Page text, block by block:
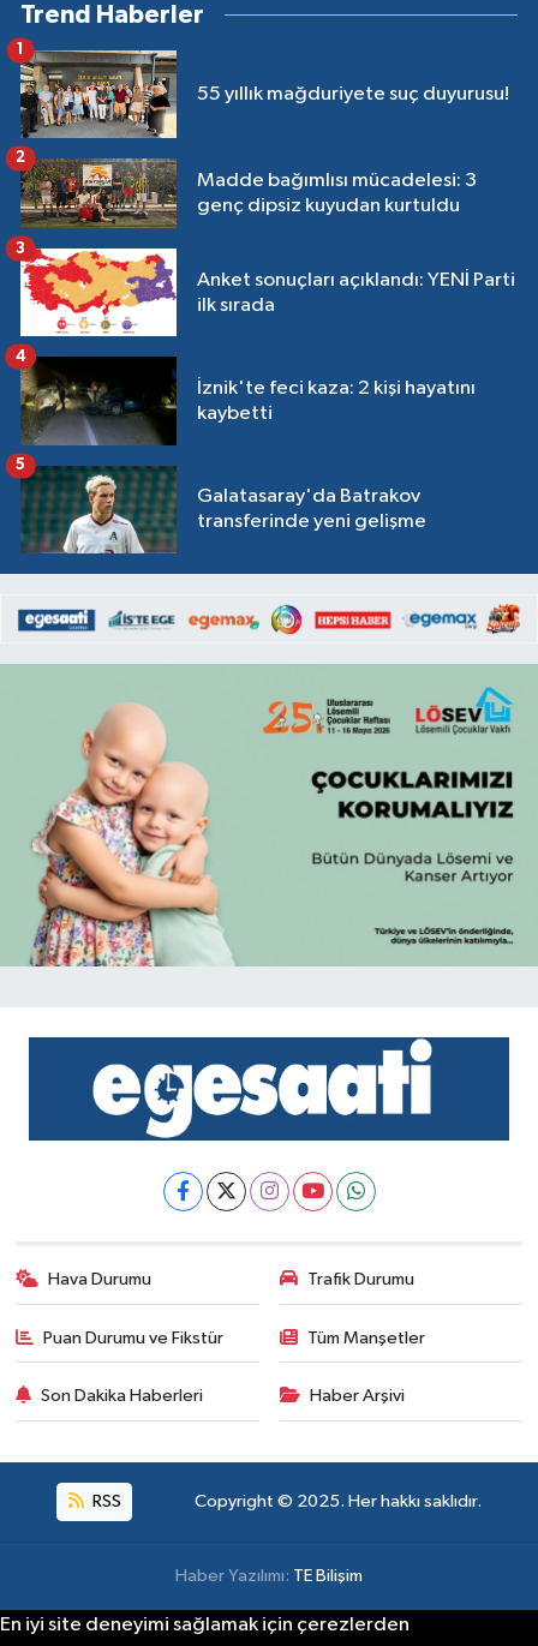
Trend Haberler
55 yıllık mağduriyete suç duyurusu!
1
Madde bağımlısı mücadelesi: 3
genç dipsiz kuyudan kurtuldu
2
Anket sonuçları açıklandı: YENİ Parti
ilk sırada
3
İznik'te feci kaza: 2 kişi hayatını
kaybetti
4
Galatasaray'da Batrakov
transferinde yeni gelişme
5
Hava Durumu Trafik Durumu
Puan Durumu ve Fikstür Tüm Manşetler
Son Dakika Haberleri Haber Arşivi
RSS Copyright © 2025. Her hakkı saklıdır.
Haber Yazılımı: TE Bilişim
En iyi site deneyimi sağlamak için çerezlerden